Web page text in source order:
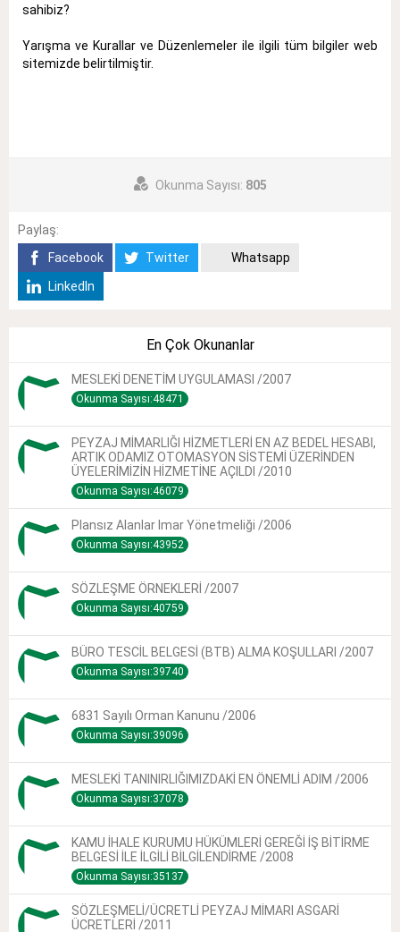
sahibiz?
Yarışma ve Kurallar ve Düzenlemeler ile ilgili tüm bilgiler web
sitemizde belirtilmiştir.
Okunma Sayısı: 805
Paylaş:
Facebook
Twitter
Whatsapp
LinkedIn
En Çok Okunanlar
MESLEKİ DENETİM UYGULAMASI /2007
Okunma Sayısı:48471
PEYZAJ MİMARLIĞI HİZMETLERİ EN AZ BEDEL HESABI,
ARTIK ODAMIZ OTOMASYON SİSTEMİ ÜZERİNDEN
ÜYELERİMİZİN HİZMETİNE AÇILDI /2010
Okunma Sayısı:46079
Plansız Alanlar Imar Yönetmeliği /2006
Okunma Sayısı:43952
SÖZLEŞME ÖRNEKLERİ /2007
Okunma Sayısı:40759
BÜRO TESCİL BELGESİ (BTB) ALMA KOŞULLARI /2007
Okunma Sayısı:39740
6831 Sayılı Orman Kanunu /2006
Okunma Sayısı:39096
MESLEKİ TANINIRLIĞIMIZDAKİ EN ÖNEMLİ ADIM /2006
Okunma Sayısı:37078
KAMU İHALE KURUMU HÜKÜMLERİ GEREĞİ İŞ BİTİRME
BELGESİ İLE İLGİLİ BİLGİLENDİRME /2008
Okunma Sayısı:35137
SÖZLEŞMELİ/ÜCRETLİ PEYZAJ MİMARI ASGARİ
ÜCRETLERİ /2011